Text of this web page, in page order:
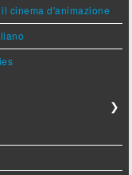
cinema d'animazione
❯